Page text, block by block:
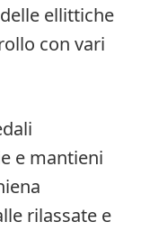
ellittiche
con vari
e mantieni
rilassate e